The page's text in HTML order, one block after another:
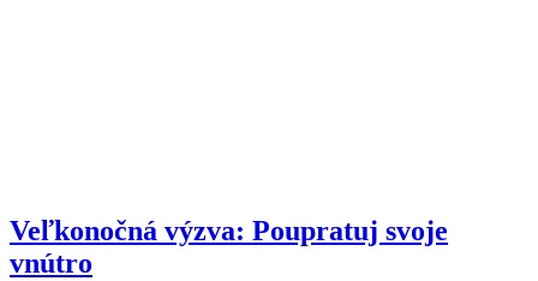
Veľkonočná výzva: Poupratuj svoje
vnútro